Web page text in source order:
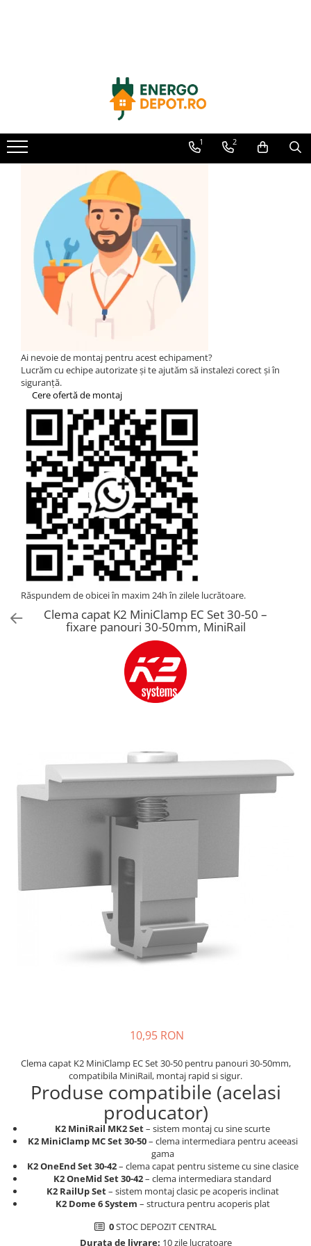
Longi Solar
Optimizatoare panouri
Invertoare
Microinvertoare
Fronius
Accesorii Fronius
Invertoare Hibride Fronius
Invertoare On-Grid Fronius
Statii de reincarcare Fronius
HUAWEI
SMA
Solis
Solplanet
Sungrow
Invertoare Hibrid Sungrow
Invertoare on-grid Sungrow
Statii de reincarcare Sungrow
Victron Energy
MPPT
Accesorii Victron
Acumulatori Victron
Invertor Hibrid - Off Grid
Statii de reincarcare Victron
Acumulatori
FelicitySolar
Fronius Reserva
H2
Structura
Structura acoperis tigla
Structura acoperis tabla
Structura acoperis plat
IBC
IBC Top Fix 200
K2-Systems GmbH
Accesorii
1 2
Ai nevoie de montaj pentru acest echipament?
Lucrăm cu echipe autorizate și te ajutăm să instalezi corect și în
siguranță.
Cere ofertă de montaj
Răspundem de obicei în maxim 24h în zilele lucrătoare.
Clema capat K2 MiniClamp EC Set 30-50 –
fixare panouri 30-50mm, MiniRail
10,95 RON
Clema capat K2 MiniClamp EC Set 30-50 pentru panouri 30-50mm,
compatibila MiniRail, montaj rapid si sigur.
Produse compatibile (acelasi
producator)
K2 MiniRail MK2 Set– sistem montaj cu sine scurte
K2 MiniClamp MC Set 30-50– clema intermediara pentru aceeasi
gama
K2 OneEnd Set 30-42– clema capat pentru sisteme cu sine clasice
K2 OneMid Set 30-42– clema intermediara standard
K2 RailUp Set– sistem montaj clasic pe acoperis inclinat
K2 Dome 6 System – structura pentru acoperis plat
0STOC DEPOZIT CENTRAL
Durata de livrare: 10 zile lucratoare